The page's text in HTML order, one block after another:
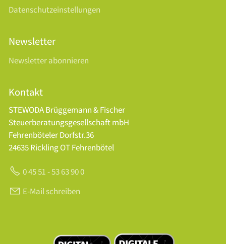
Datenschutzeinstellungen
Newsletter
Newsletter abonnieren
Kontakt
STEWODA Brüggemann & Fischer
Steuerberatungsgesellschaft mbH
Fehrenböteler Dorfstr.36
24635 Rickling OT Fehrenbötel
0 45 51 - 53 63 90 0
E-Mail schreiben